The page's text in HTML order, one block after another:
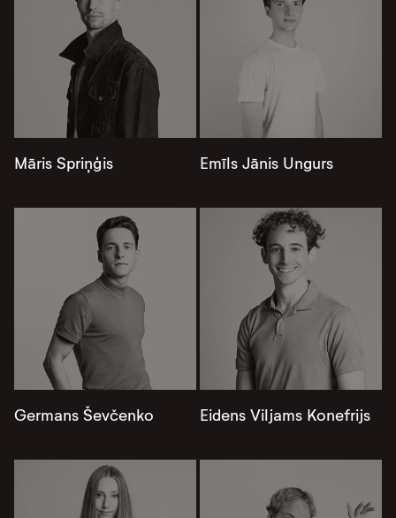
Māris Spriņģis Emīls Jānis Ungurs
Germans Ševčenko Eidens Viljams Konefrijs